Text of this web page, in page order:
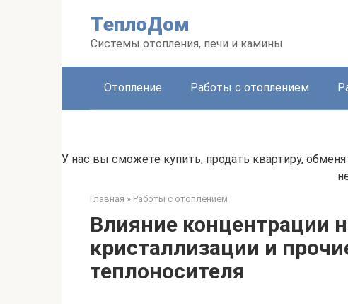
ТеплоДом
Системы отопления, печи и камины
Отопление Работы с отоплением
У нас вы сможете купить, продать квартиру,
Главная » Работы с отоплением
Влияние концентрации
кристаллизации и
теплоносителя